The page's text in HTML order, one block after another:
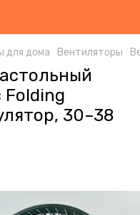
для дома Вентиляторы
Folding
30–38